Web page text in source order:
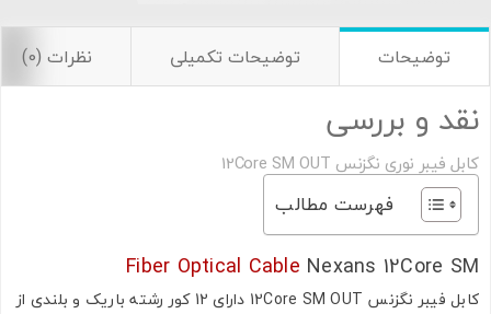
توضیحات توضیحات تکمیلی نظرات (0)
نقد و بررسی
کابل فیبر نوری نگزنس 12Core SM OUT
فهرست مطالب
Fiber Optical Cable Nexans 12Core SM
کابل فیبر نگزنس 12Core SM OUT دارای 12 کور رشته باریک و بلندی از